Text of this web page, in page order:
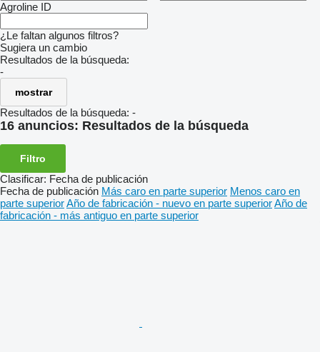
Agroline ID
¿Le faltan algunos filtros?
Sugiera un cambio
Resultados de la búsqueda:
-
mostrar
Resultados de la búsqueda: -
16 anuncios: Resultados de la búsqueda
Filtro
Clasificar: Fecha de publicación
Fecha de publicación Más caro en parte superior Menos caro en
parte superiorAño de fabricación - nuevo en parte superiorAño de
fabricación - más antiguo en parte superior